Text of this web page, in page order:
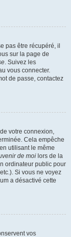
pas être récupéré, il
sur la page de
. Suivez les
vous connecter.
de passe, contactez
de votre connexion,
Cela empêche
utilisant le même
de moi lors de la
ordinateur public pour
Si vous ne voyez
a désactivé cette
vos